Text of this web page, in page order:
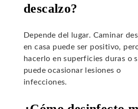
descalzo?
Depende del lugar. Caminar
en casa puede ser positivo,
hacerlo en superficies duras o
puede ocasionar lesiones o
infecciones.